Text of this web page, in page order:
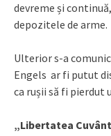
devreme și
depozitele de arme.
Ulterior s-a
Engels ar fi putut
ca rușii să fi pierdut
„Libertatea